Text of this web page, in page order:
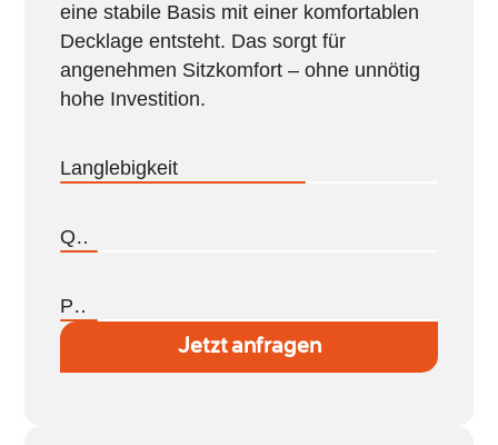
eine stabile Basis mit einer komfortablen
Decklage entsteht. Das sorgt für
angenehmen Sitzkomfort – ohne unnötig
hohe Investition.
Langlebigkeit
Qualität
Preis
Jetzt anfragen